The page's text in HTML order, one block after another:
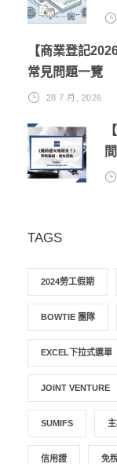
【商業登記
常見問題一覽
28 7 月, 2026
TAGS
2024勞工假期
BOWTIE 團隊
EXCEL下拉式選單
JOINT VENTURE
SUMIFS
信用證 免